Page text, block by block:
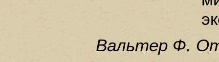
Вальтер Ф.